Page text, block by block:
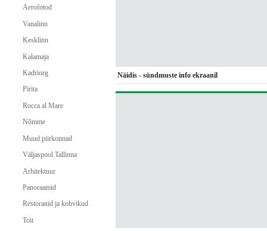
Aerofotod
Vanalinn
Kesklinn
Kalamaja
Kadriorg
Pirita
Rocca al Mare
Nõmme
Muud piirkonnad
Väljaspool Tallinna
Arhitektuur
Panoraamid
Restoranid ja kohvikud
Toit
Näidis - sündmuste info ekraanil